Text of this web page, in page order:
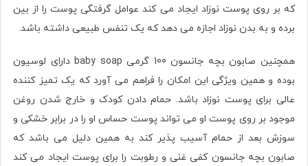
که بر روی پوست نوزاد ایجاد می کند عوامل گرفتگی پوست را از بین
برده و به بدن نوزاد اجازه می دهد که یک تنفس طبیعی داشته باشد.
همچنین صابون بچه جانسون 100 گرمی baby soap دارای لوسیون
بوده و همین ویژگی این امکان را فراهم می آورد که یک تمیز کننده
عالی برای پوست نوزاد باشد. حمام دادن کودک و خارج شدن روغن
موجود بر روی پوست او می تواند پوست حساس او را در برابر خشکی و
سوزش بعد از حمام آسیب پذیر کند به همین دلیل می باشد که
صابون بچه جانسون کفی غنی و رطوبت را برای پوست ایجاد می کند